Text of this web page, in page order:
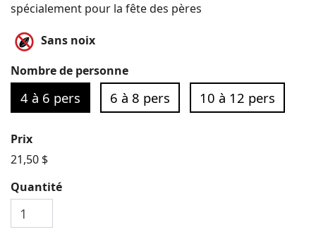
spécialement pour la fête des pères
Sans noix
Nombre de personne
4 à 6 pers 6 à 8 pers 10 à 12 pers
Prix
21,50 $
Quantité